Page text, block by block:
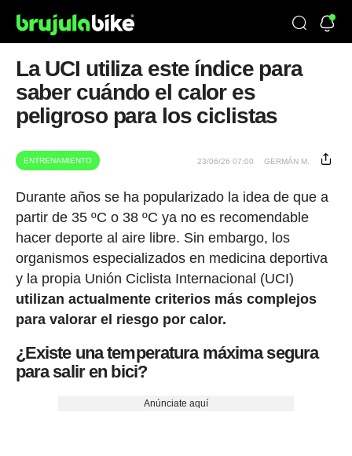
La UCI utiliza este índice para
saber cuándo el calor es
peligroso para los ciclistas
ENTRENAMIENTO 23/06/26 07:00 GERMÁN M.
Durante años se ha popularizado la idea de que a
partir de 35 ºC o 38 ºC ya no es recomendable
hacer deporte al aire libre. Sin embargo, los
organismos especializados en medicina deportiva
y la propia Unión Ciclista Internacional (UCI)
utilizan actualmente criterios más complejos
para valorar el riesgo por calor.
¿Existe una temperatura máxima segura
para salir en bici?
Anúnciate aquí